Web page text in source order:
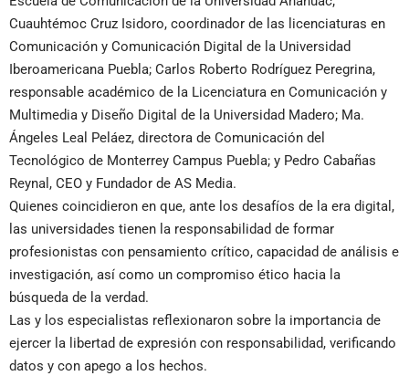
Cuauhtémoc Cruz Isidoro, coordinador de las licenciaturas en
Comunicación y Comunicación Digital de la Universidad
Iberoamericana Puebla; Carlos Roberto Rodríguez Peregrina,
responsable académico de la Licenciatura en Comunicación y
Multimedia y Diseño Digital de la Universidad Madero; Ma.
Ángeles Leal Peláez, directora de Comunicación del
Tecnológico de Monterrey Campus Puebla; y Pedro Cabañas
Reynal, CEO y Fundador de AS Media.
Quienes coincidieron en que, ante los desafíos de la era digital,
las universidades tienen la responsabilidad de formar
profesionistas con pensamiento crítico, capacidad de análisis e
investigación, así como un compromiso ético hacia la
búsqueda de la verdad.
Las y los especialistas reflexionaron sobre la importancia de
ejercer la libertad de expresión con responsabilidad, verificando
datos y con apego a los hechos.